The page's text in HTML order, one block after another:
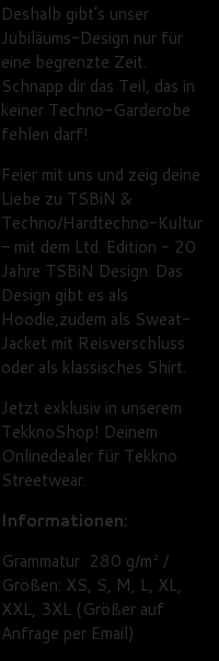
Deshalb gibt’s unser
Jubiläums-Design nur für
eine begrenzte Zeit.
Schnapp dir das Teil, das in
keiner Techno-Garderobe
fehlen darf!
Feier mit uns und zeig deine
Liebe zu TSBiN &
Techno/Hardtechno-Kultur
– mit dem Ltd. Edition - 20
Jahre TSBiN Design. Das
Design gibt es als
Hoodie,zudem als Sweat-
Jacket mit Reisverschluss
oder als klassisches Shirt.
Jetzt exklusiv in unserem
TekknoShop! Deinem
Onlinedealer für Tekkno
Streetwear.
Informationen:
Grammatur 280 g/m² /
Größen: XS, S, M, L, XL,
XXL, 3XL (Größer auf
Anfrage per Email)